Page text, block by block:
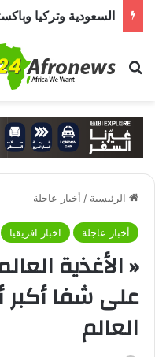
بحث عن
الرئيسية / أخبار عاجلة
أخبار عاجلة اخبار افريقيا
« الأغذية
على شفا
العالم